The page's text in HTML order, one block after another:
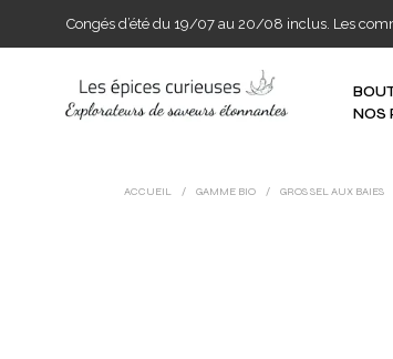
Congés d’été du 19/07 au 20/08 inclus. Les
NOS
ACCUEIL / GAMME BIO / GROS SEL AUX BAIES